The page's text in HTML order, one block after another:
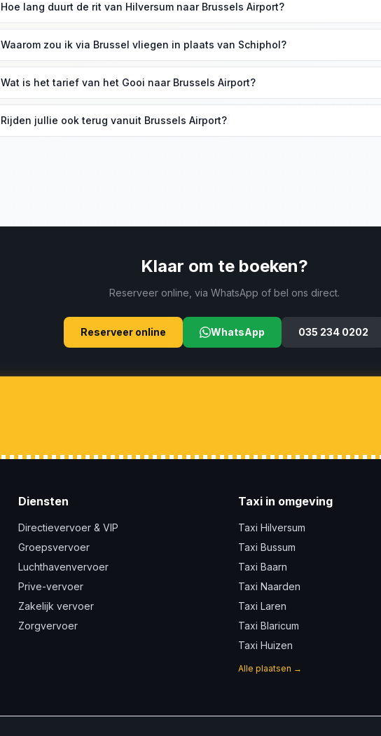
Hoe lang duurt de rit van Hilversum naar Brussels Airport?
Waarom zou ik via Brussel vliegen in plaats van Schiphol?
niet heeft, of een voorkeur voor Brussels Airlines.
Wat is het tarief van het Gooi naar Brussels Airport?
voor uw locatie.
Rijden jullie ook terug vanuit Brussels Airport?
Klaar om te boeken?
Reserveer online, via WhatsApp of bel ons direct.
Reserveer online WhatsApp 035 234 0202
Diensten
Directievervoer & VIP
Groepsvervoer
Luchthavenvervoer
Prive-vervoer
Zakelijk vervoer
Zorgvervoer
Taxi in omgeving
Taxi Hilversum
Taxi Bussum
Taxi Baarn
Taxi Naarden
Taxi Laren
Taxi Blaricum
Taxi Huizen
Alle plaatsen →